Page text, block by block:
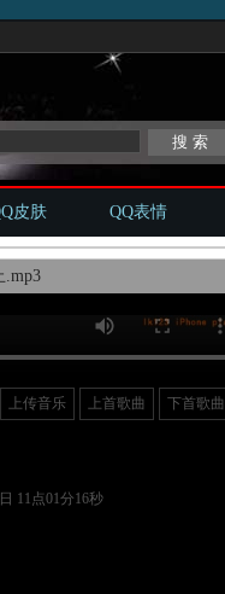
皮肤 QQ表情
.mp3
上传音乐 上首歌曲 下首歌曲
11点01分16秒